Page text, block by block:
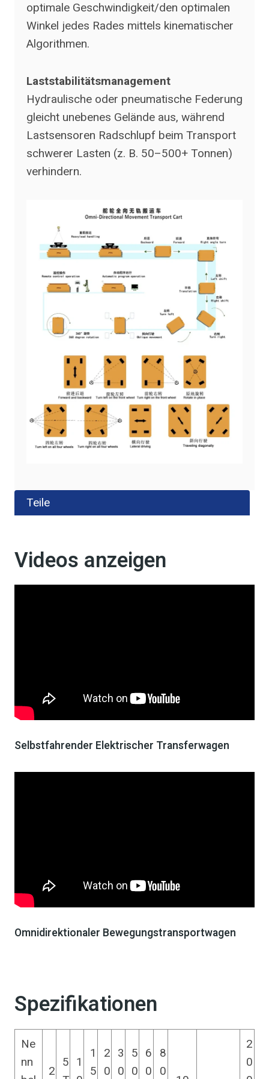
optimale Geschwindigkeit/den optimalen
Winkel jedes Rades mittels kinematischer
Algorithmen.
Laststabilitätsmanagement
Hydraulische oder pneumatische Federung
gleicht unebenes Gelände aus, während
Lastsensoren Radschlupf beim Transport
schwerer Lasten (z. B. 50–500+ Tonnen)
verhindern.
Teile
Videos anzeigen
Selbstfahrender Elektrischer Transferwagen
Omnidirektionaler Bewegungstransportwagen
Spezifikationen
Ne
nn
2
5
1
1
5
2
0
3
0
5
0
6
0
8
0
2
0